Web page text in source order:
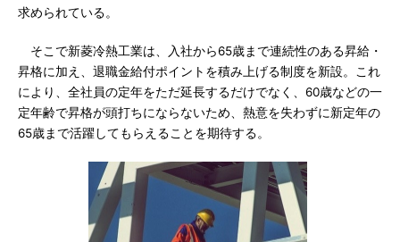
求められている。
そこで新菱冷熱工業は、入社から65歳まで連続性のある昇給・
昇格に加え、退職金給付ポイントを積み上げる制度を新設。これ
により、全社員の定年をただ延長するだけでなく、60歳などの一
定年齢で昇格が頭打ちにならないため、熱意を失わずに新定年の
65歳まで活躍してもらえることを期待する。